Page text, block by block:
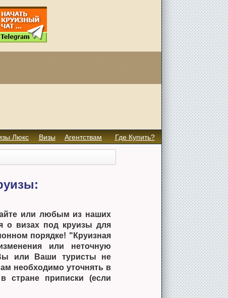
Люкс Визы Агентствам Где Купить?
или любым из наших
о визах под круизы для
порядке! "Круизная
или неточную
или Ваши туристы не
необходимо уточнять в
стране приписки (если